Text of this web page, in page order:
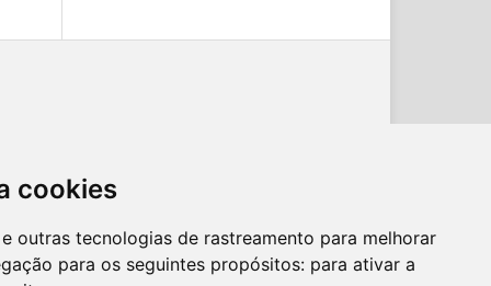
cookies
outras tecnologias de rastreamento para melhorar
para os seguintes propósitos: para ativar a